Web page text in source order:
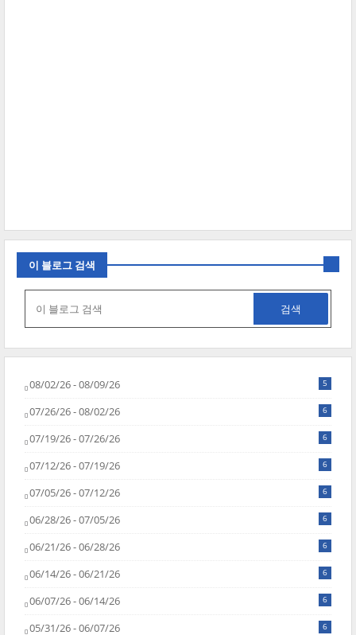
이 블로그 검색
08/02/26 - 08/09/26 5
07/26/26 - 08/02/26 6
07/19/26 - 07/26/26 6
07/12/26 - 07/19/26 6
07/05/26 - 07/12/26 6
06/28/26 - 07/05/26 6
06/21/26 - 06/28/26 6
06/14/26 - 06/21/26 6
06/07/26 - 06/14/26 6
05/31/26 - 06/07/26 6